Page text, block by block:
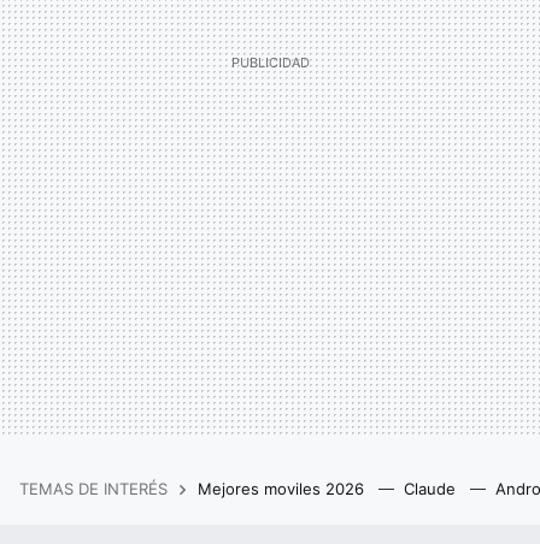
TEMAS DE INTERÉS Mejores moviles 2026 Claude